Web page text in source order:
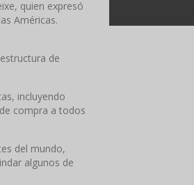
quien expresó
Américas.
de
incluyendo
compra a todos
del mundo,
algunos de